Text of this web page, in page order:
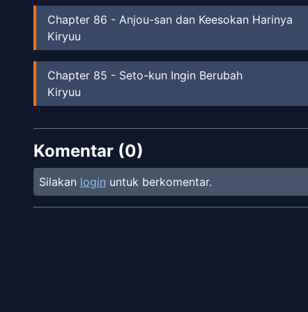
Chapter 86 - Anjou-san dan Keesokan Harinya
Kiryuu
Chapter 85 - Seto-kun Ingin Berubah
Kiryuu
Chapter84-Toyoda-san Bingung Memilih Donat
Kiryuu
Chapter83 -Anjou-san dan Perang Bola Salju
Kiryuu
Komentar (0)
Silakan login untuk berkomentar.